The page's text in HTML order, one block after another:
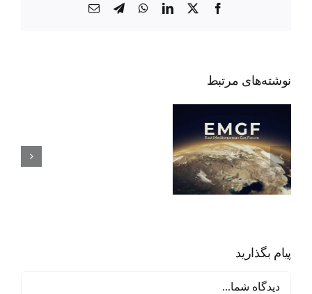
Facebook
X
LinkedIn
WhatsApp
Telegramایمیل
نوشته‌‌های مرتبط
پیام بگذارید
دیدگاه